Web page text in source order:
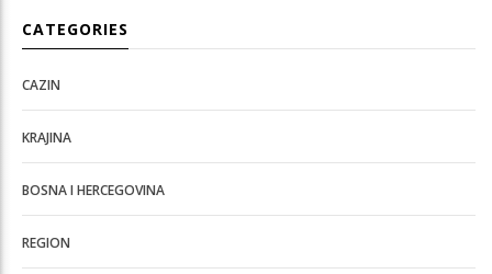
CATEGORIES
CAZIN
KRAJINA
BOSNA I HERCEGOVINA
REGION